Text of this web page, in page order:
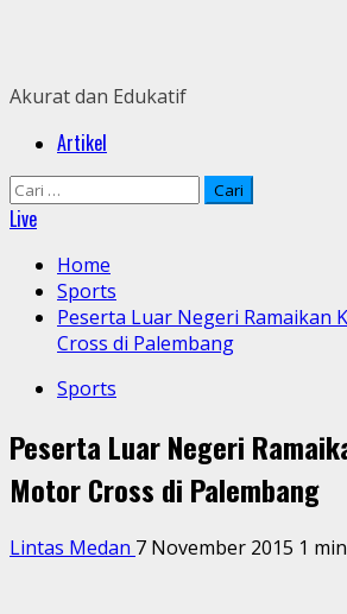
Akurat dan Edukatif
PrimaryArtikel
Cari
untuk:
Live
Home
Sports
Peserta Luar Negeri Ramaikan
Cross di Palembang
Sports
Peserta Luar Negeri
Motor Cross di Palembang
Lintas Medan 7 November 2015 1